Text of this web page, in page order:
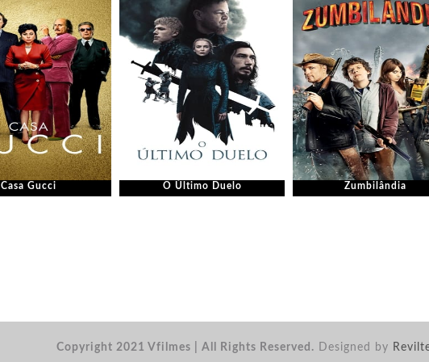
Casa Gucci O Último Duelo Zumbilândia
Copyright 2021 Vfilmes | All Rights Reserved. Designed by